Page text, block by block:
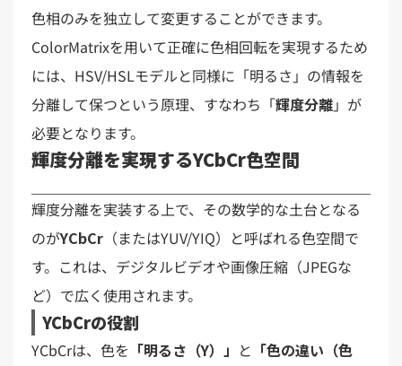
色相のみを独立して変更することができます。
ColorMatrixを用いて正確に色相回転を実現するため
には、HSV/HSLモデルと同様に「明るさ」の情報を
分離して保つという原理、すなわち「輝度分離」が
必要となります。
輝度分離を実現するYCbCr色空間
輝度分離を実装する上で、その数学的な土台となる
のがYCbCr （またはYUV/YIQ）と呼ばれる色空間で
す。これは、デジタルビデオや画像圧縮（JPEGな
ど）で広く使用されます。
YCbCrの役割
YCbCrは、色を 「明るさ（Y）」 と 「色の違い（色